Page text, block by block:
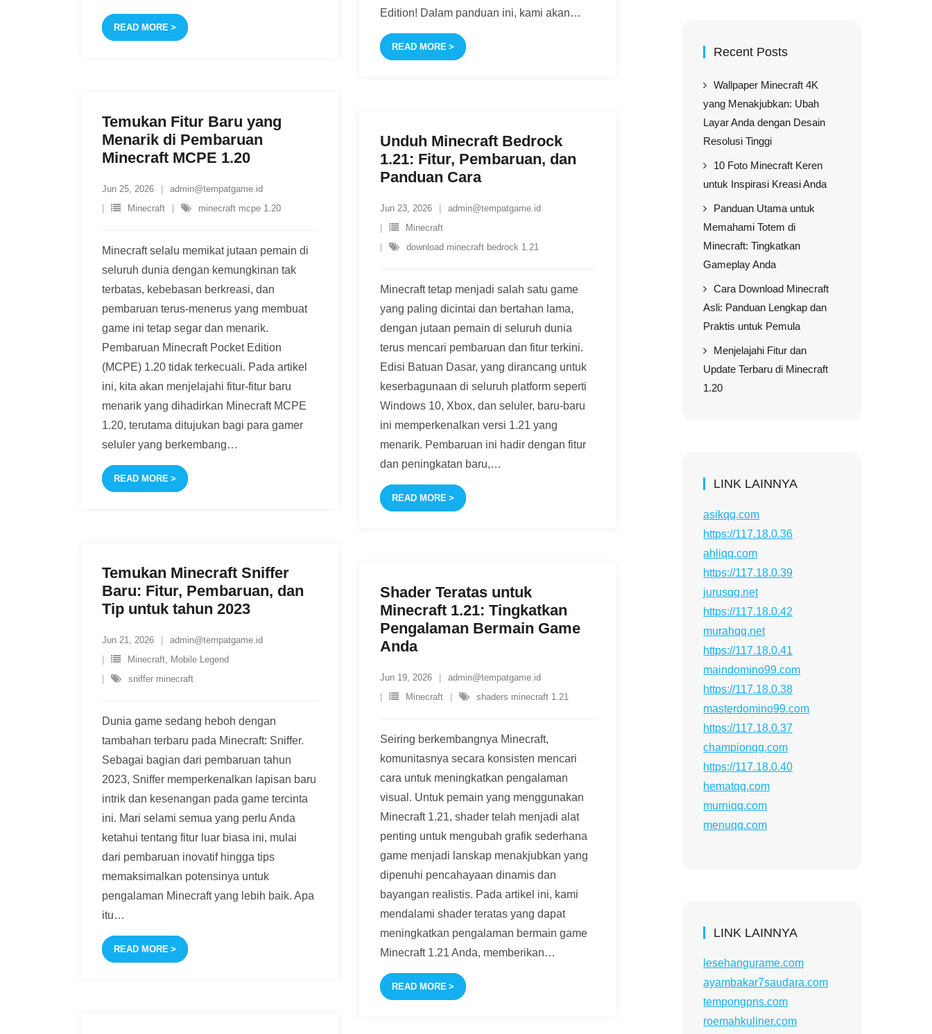
READ MORE
Edition! Dalam panduan ini, kami akan…
READ MORE
Temukan Fitur Baru yang
Menarik di Pembaruan
Minecraft MCPE 1.20
Jun 25, 2026
admin@tempatgame.id
Minecraft
minecraft mcpe 1.20
Minecraft selalu memikat jutaan pemain di
seluruh dunia dengan kemungkinan tak
terbatas, kebebasan berkreasi, dan
pembaruan terus-menerus yang membuat
game ini tetap segar dan menarik.
Pembaruan Minecraft Pocket Edition
(MCPE) 1.20 tidak terkecuali. Pada artikel
ini, kita akan menjelajahi fitur-fitur baru
menarik yang dihadirkan Minecraft MCPE
1.20, terutama ditujukan bagi para gamer
seluler yang berkembang…
READ MORE
Unduh Minecraft Bedrock
1.21: Fitur, Pembaruan, dan
Panduan Cara
Jun 23, 2026
admin@tempatgame.id
Minecraft
download minecraft bedrock 1.21
Minecraft tetap menjadi salah satu game
yang paling dicintai dan bertahan lama,
dengan jutaan pemain di seluruh dunia
terus mencari pembaruan dan fitur terkini.
Edisi Batuan Dasar, yang dirancang untuk
keserbagunaan di seluruh platform seperti
Windows 10, Xbox, dan seluler, baru-baru
ini memperkenalkan versi 1.21 yang
menarik. Pembaruan ini hadir dengan fitur
dan peningkatan baru,…
READ MORE
Temukan Minecraft Sniffer
Baru: Fitur, Pembaruan, dan
Tip untuk tahun 2023
Jun 21, 2026
admin@tempatgame.id
Minecraft, Mobile Legend
sniffer minecraft
Dunia game sedang heboh dengan
tambahan terbaru pada Minecraft: Sniffer.
Sebagai bagian dari pembaruan tahun
2023, Sniffer memperkenalkan lapisan baru
intrik dan kesenangan pada game tercinta
ini. Mari selami semua yang perlu Anda
ketahui tentang fitur luar biasa ini, mulai
dari pembaruan inovatif hingga tips
memaksimalkan potensinya untuk
pengalaman Minecraft yang lebih baik. Apa
itu…
READ MORE
Shader Teratas untuk
Minecraft 1.21: Tingkatkan
Pengalaman Bermain Game
Anda
Jun 19, 2026
admin@tempatgame.id
Minecraft
shaders minecraft 1.21
Seiring berkembangnya Minecraft,
komunitasnya secara konsisten mencari
cara untuk meningkatkan pengalaman
visual. Untuk pemain yang menggunakan
Minecraft 1.21, shader telah menjadi alat
penting untuk mengubah grafik sederhana
game menjadi lanskap menakjubkan yang
dipenuhi pencahayaan dinamis dan
bayangan realistis. Pada artikel ini, kami
mendalami shader teratas yang dapat
meningkatkan pengalaman bermain game
Minecraft 1.21 Anda, memberikan…
READ MORE
Recent Posts
Wallpaper Minecraft 4K
yang Menakjubkan: Ubah
Layar Anda dengan Desain
Resolusi Tinggi
10 Foto Minecraft Keren
untuk Inspirasi Kreasi Anda
Panduan Utama untuk
Memahami Totem di
Minecraft: Tingkatkan
Gameplay Anda
Cara Download Minecraft
Asli: Panduan Lengkap dan
Praktis untuk Pemula
Menjelajahi Fitur dan
Update Terbaru di Minecraft
1.20
LINK LAINNYA
asikqq.com
https://117.18.0.36
ahliqq.com
https://117.18.0.39
jurusqq.net
https://117.18.0.42
murahqq.net
https://117.18.0.41
maindomino99.com
https://117.18.0.38
masterdomino99.com
https://117.18.0.37
championqq.com
https://117.18.0.40
hematqq.com
murniqq.com
menuqq.com
LINK LAINNYA
lesehangurame.com
ayambakar7saudara.com
tempongpns.com
roemahkuliner.com